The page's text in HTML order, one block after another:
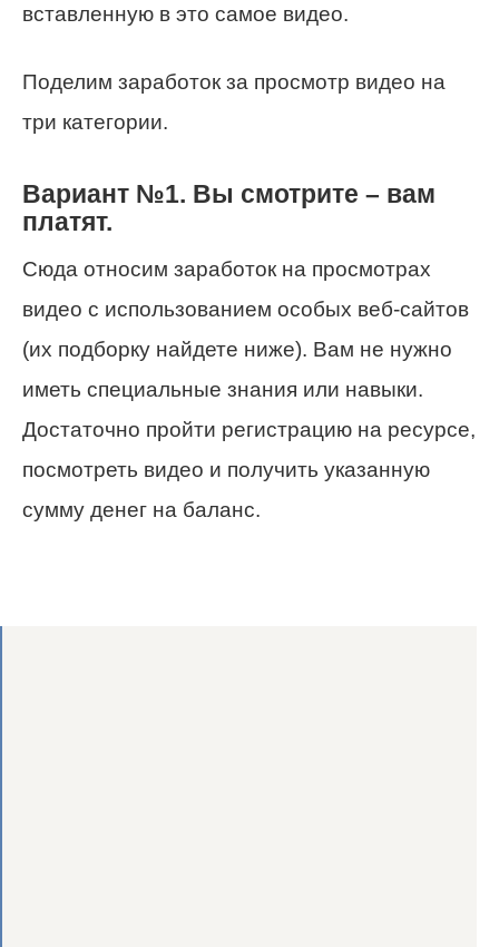
вставленную в это самое видео.
Поделим заработок за просмотр видео на
три категории.
Вариант №1. Вы смотрите – вам
платят.
Сюда относим заработок на просмотрах
видео с использованием особых веб-сайтов
(их подборку найдете ниже). Вам не нужно
иметь специальные знания или навыки.
Достаточно пройти регистрацию на ресурсе,
посмотреть видео и получить указанную
сумму денег на баланс.